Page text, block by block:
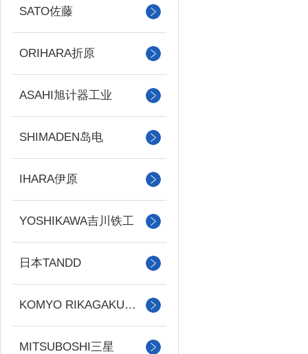
SATO佐藤
ORIHARA折原
ASAHI旭计器工业
SHIMADEN岛电
IHARA伊原
YOSHIKAWA吉川铁工
日本TANDD
KOMYO RIKAGAKU光明理化
MITSUBOSHI三星